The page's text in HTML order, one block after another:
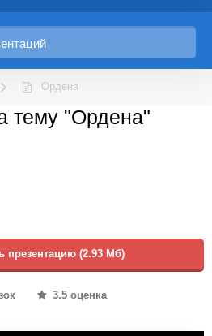
Ордена
тему "Ордена"
презентацию (2.93 Мб)
3.5 оценка